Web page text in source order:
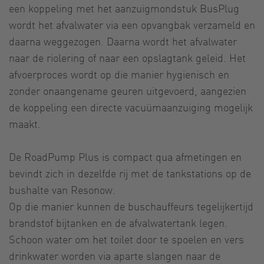
een koppeling met het aanzuigmondstuk BusPlug
wordt het afvalwater via een opvangbak verzameld en
daarna weggezogen. Daarna wordt het afvalwater
naar de riolering of naar een opslagtank geleid. Het
afvoerproces wordt op die manier hygienisch en
zonder onaangename geuren uitgevoerd, aangezien
de koppeling een directe vacuümaanzuiging mogelijk
maakt.
De RoadPump Plus is compact qua afmetingen en
bevindt zich in dezelfde rij met de tankstations op de
bushalte van Resonow.
Op die manier kunnen de buschauffeurs tegelijkertijd
brandstof bijtanken en de afvalwatertank legen.
Schoon water om het toilet door te spoelen en vers
drinkwater worden via aparte slangen naar de